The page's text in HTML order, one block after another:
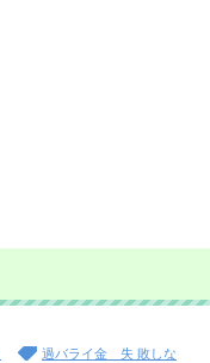
過バライ金 失 敗しな